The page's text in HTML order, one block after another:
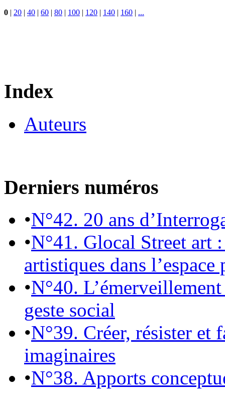
0 | 20 | 40 | 60 | 80 | 100 | 120 | 140 | 160 | ...
Index
Auteurs
Derniers numéros
•N°42. 20 ans
•N°41. Glocal Street art
artistiques dans l’espace
•N°40.
geste social
•N°39. Créer, résister et
imaginaires
•N°38. Apports